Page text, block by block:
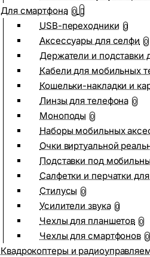
Для смартфона 0
USB-переходники 0
Аксессуары для селфи 0
Держатели и подставки
Кабели для мобильных
Кошельки-накладки и
Линзы для телефона 0
Моноподы 0
Наборы мобильных
Очки виртуальной
Подставки под
Салфетки и перчатки
Стилусы 0
Усилители звука 0
Чехлы для планшетов 0
Чехлы для смартфонов 0
Квадрокоптеры и